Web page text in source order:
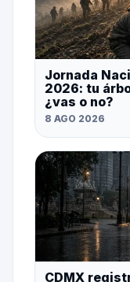
Jornada
2026: tu
¿vas o no?
8 AGO 2026
CDMX